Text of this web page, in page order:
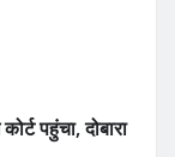
पहुंचा, दोबारा